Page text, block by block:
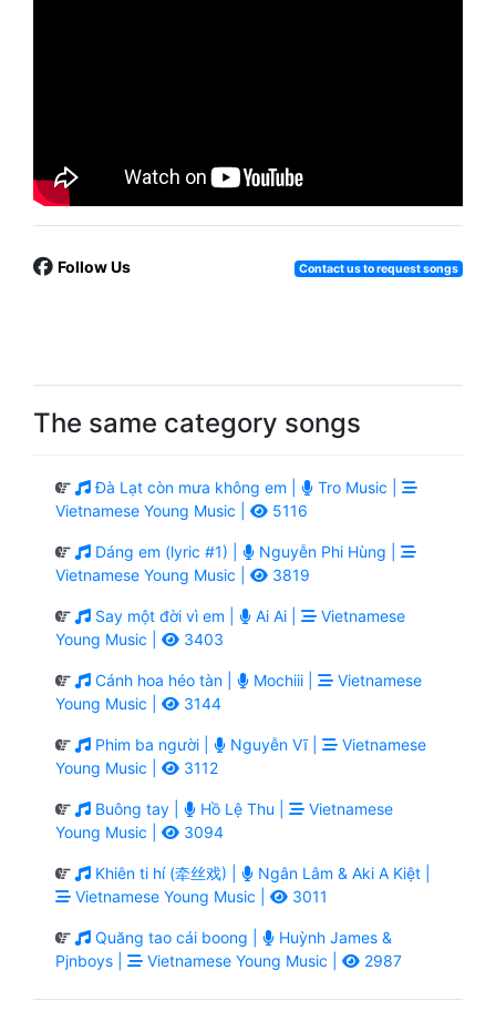
Follow Us Contact us to request songs
The same category songs
Đà Lạt còn mưa không em |
Tro Music |
Vietnamese Young Music |
5116
Dáng em (lyric #1) |
Nguyễn Phi Hùng |
Vietnamese Young Music |
3819
Say một đời vì em | Ai Ai |
Vietnamese
Young Music |
3403
Cánh hoa héo tàn | Mochiii |
Vietnamese
Young Music |
3144
Phim ba người | Nguyễn Vĩ |
Vietnamese
Young Music |
3112
Buông tay | Hồ Lệ Thu |
Vietnamese
Young Music |
3094
Khiên ti hí (牵丝戏) |
Ngân Lâm & Aki A Kiệt |
Vietnamese Young Music |
3011
Quăng tao cái boong |
Huỳnh James &
Pjnboys |
Vietnamese Young Music | 2987